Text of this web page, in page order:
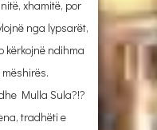
xhamitë, por
nga lypsarët,
kërkojnë ndihma
Mulla Sula?!?
tradhëti e